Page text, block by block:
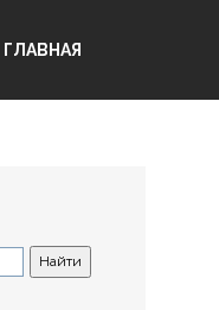
ГЛАВНАЯ